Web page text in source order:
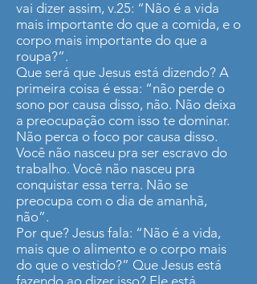
vai dizer assim, v.25: “Não é a vida
mais importante do que a comida, e o
corpo mais importante do que a
roupa?”.
Que será que Jesus está dizendo? A
primeira coisa é essa: “não perde o
sono por causa disso, não. Não deixa
a preocupação com isso te dominar.
Não perca o foco por causa disso.
Você não nasceu pra ser escravo do
trabalho. Você não nasceu pra
conquistar essa terra. Não se
preocupa com o dia de amanhã,
não”.
Por que? Jesus fala: “Não é a vida,
mais que o alimento e o corpo mais
do que o vestido?” Que Jesus está
fazendo ao dizer isso? Ele está